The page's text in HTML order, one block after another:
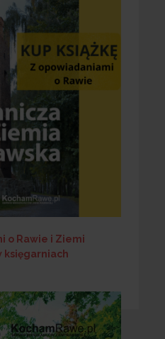
o Rawie i Ziemi
księgarniach